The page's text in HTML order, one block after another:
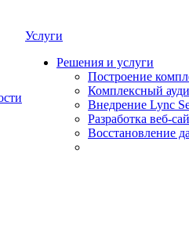
Услуги
Решения и услуги
Построение
Комплексный
Внедрение Lync
Разработка веб-
Восстановление